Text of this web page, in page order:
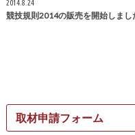
2014.8.24
競技規則2014の販売を開始しまし
取材申請フォーム